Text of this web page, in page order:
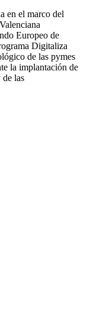
en el marco del
Europeo de
Digitaliza
de las pymes
la implantación de
de las